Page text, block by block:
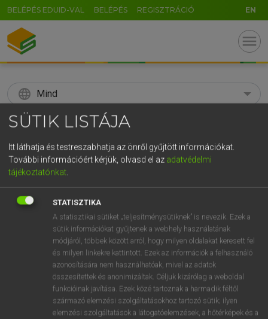
BELÉPÉS EDUID-VAL BELÉPÉS REGISZTRÁCIÓ EN
menu
language Mind
search
KERESÉS
Díjmentes angol szótár
cue in
keresése szótárainkban
SÜTIK LISTÁJA
Itt láthatja és testreszabhatja az önről gyűjtött információkat.
További információért kérjük, olvasd el az adatvédelmi
tájékoztatónkat
STATISZTIKA
A statisztikai sütiket „teljesítménysütiknek” is nevezik. Ezek a
sütik információkat gyűjtenek a webhely használatának
módjáról, többek között arról, hogy milyen oldalakat keresett fel
és milyen linkekre kattintott. Ezek az információk a felhasználó
azonosítására nem használhatóak, mivel az adatok
összesítettek és anonimizáltak. Céljuk kizárólag a weboldal
funkcióinak javítása. Ezek közé tartoznak a harmadik féltől
származó elemzési szolgáltatásokhoz tartozó sütik; ilyen
elemzési szolgáltatások a látogatóelemzések, a hőtérképek és a
GR
5 6 7 8 9 ö ü ó
r t z u i o p ő ú
k l ű
n m , . AltGr